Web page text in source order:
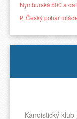
Nymburská 500 a
2. Český pohár
Kanoistický